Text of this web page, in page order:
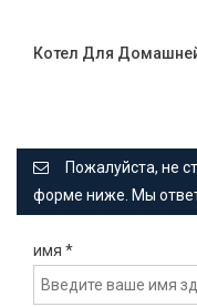
Котел Для
Пожалуйста, не
форме ниже. Мы
имя *